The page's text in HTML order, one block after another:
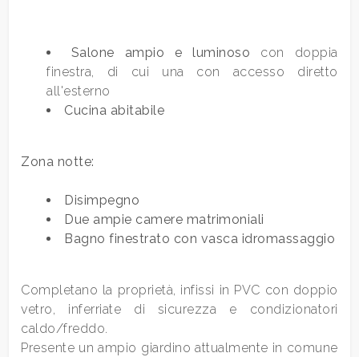
Salone ampio e luminoso con doppia
finestra, di cui una con accesso diretto
all'esterno
Cucina abitabile
Zona notte:
Disimpegno
Due ampie camere matrimoniali
Bagno finestrato con vasca idromassaggio
Completano la proprietà, infissi in PVC con doppio
vetro, inferriate di sicurezza e condizionatori
caldo/freddo.
Presente un ampio giardino attualmente in comune
3
5+